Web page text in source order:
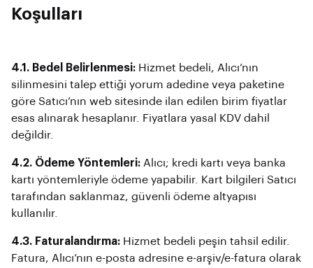
Koşulları
4.1. Bedel Belirlenmesi: Hizmet bedeli, Alıcı’nın
silinmesini talep ettiği yorum adedine veya paketine
göre Satıcı’nın web sitesinde ilan edilen birim fiyatlar
esas alınarak hesaplanır. Fiyatlara yasal KDV dahil
değildir.
4.2. Ödeme Yöntemleri: Alıcı; kredi kartı veya banka
kartı yöntemleriyle ödeme yapabilir. Kart bilgileri Satıcı
tarafından saklanmaz, güvenli ödeme altyapısı
kullanılır.
4.3. Faturalandırma: Hizmet bedeli peşin tahsil edilir.
Fatura, Alıcı’nın e-posta adresine e-arşiv/e-fatura olarak